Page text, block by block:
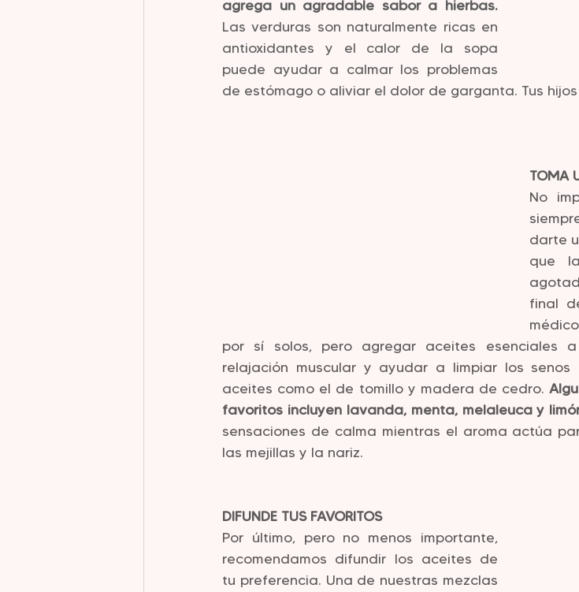
agrega un agradable sabor a hierbas.
Las verduras son naturalmente ricas en
antioxidantes y el calor de la sopa
puede ayudar a calmar los problemas
de estómago o aliviar el dolor de garganta. Tus
TOMA
No
darte
que
final
por sí solos, pero agregar aceites esenciales
relajación muscular y ayudar a limpiar los
aceites como el de tomillo y madera de cedro.
favoritos incluyen lavanda, menta, melaleuca y
sensaciones de calma mientras el aroma actúa
las mejillas y la nariz.
DIFUNDE TUS FAVORITOS
Por último, pero no menos importante,
recomendamos difundir los aceites de
tu preferencia. Una de nuestras mezclas